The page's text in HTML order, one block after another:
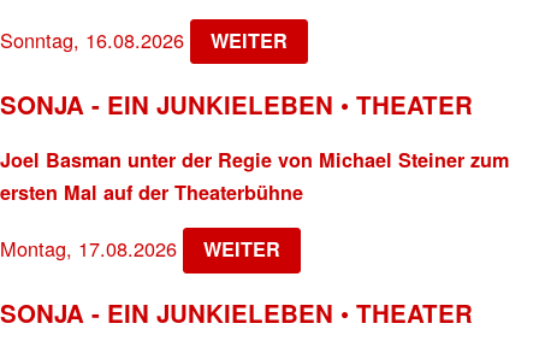
Sonntag, 16.08.2026 WEITER
SONJA - EIN JUNKIELEBEN • THEATER
Joel Basman unter der Regie von Michael Steiner zum
ersten Mal auf der Theaterbühne
Montag, 17.08.2026 WEITER
SONJA - EIN JUNKIELEBEN • THEATER